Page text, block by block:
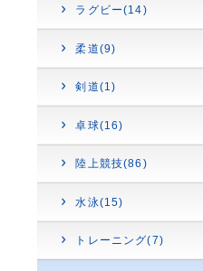
ラグビー(14)
柔道(9)
剣道(1)
卓球(16)
陸上競技(86)
水泳(15)
トレーニング(7)